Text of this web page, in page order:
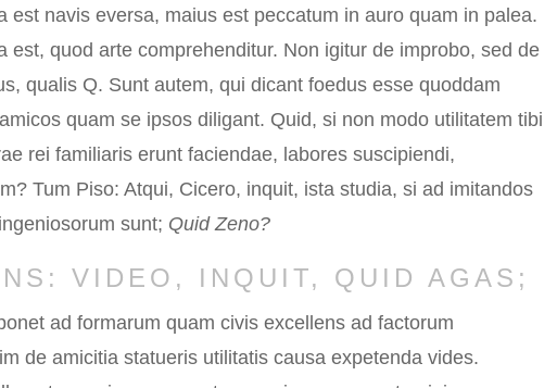
est navis eversa, maius est peccatum in auro quam in palea.
est, quod arte comprehenditur. Non igitur de improbo, sed de
qualis Q. Sunt autem, qui dicant foedus esse quoddam
quam se ipsos diligant. Quid, si non modo utilitatem tibi
rei familiaris erunt faciendae, labores suscipiendi,
Tum Piso: Atqui, Cicero, inquit, ista studia, si ad imitandos
sunt; Quid Zeno?
VIDEO, INQUIT, QUID AGAS;
ad formarum quam civis excellens ad factorum
de amicitia statueris utilitatis causa expetenda vides.